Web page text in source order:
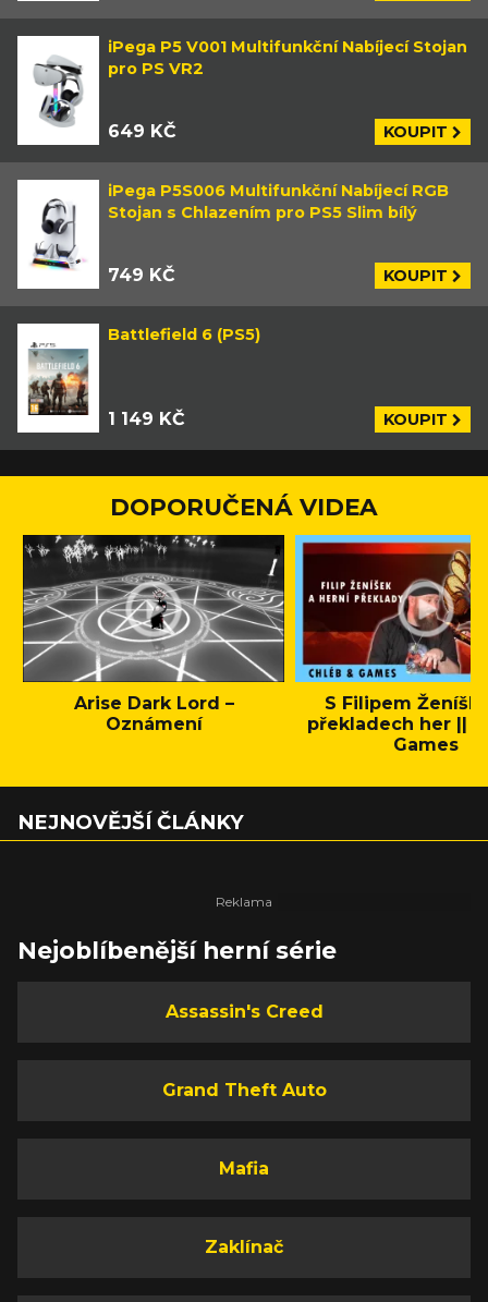
iPega P5 V001 Multifunkční Nabíjecí Stojan
pro PS VR2
649 KČ KOUPIT
iPega P5S006 Multifunkční Nabíjecí RGB
Stojan s Chlazením pro PS5 Slim bílý
749 KČ KOUPIT
Battlefield 6 (PS5)
1 149 KČ KOUPIT
DOPORUČENÁ VIDEA
Arise Dark Lord –
Oznámení
S Filipem
překladech her ||
Games
NEJNOVĚJŠÍ ČLÁNKY
Nejoblíbenější herní série
Assassin's Creed
Grand Theft Auto
Mafia
Zaklínač